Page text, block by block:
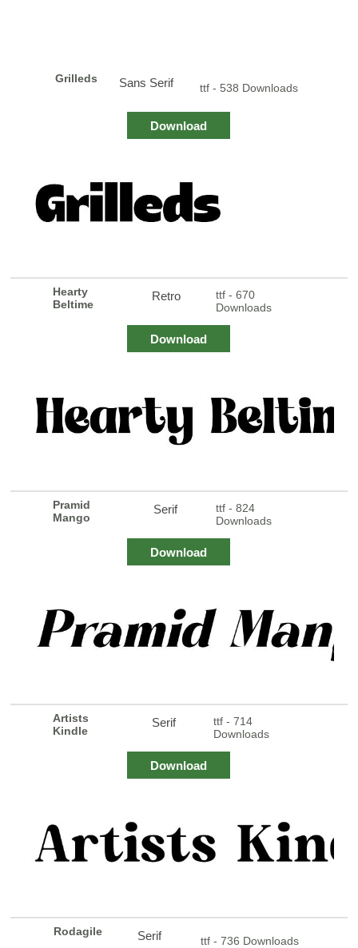
Grilleds Sans Serif ttf - 538 Downloads
Download
Hearty
Beltime
Retro
ttf - 670
Downloads
Download
Pramid
Mango
Serif
ttf - 824
Downloads
Download
Artists
Kindle
Serif
ttf - 714
Downloads
Download
Rodagile Serif ttf - 736 Downloads